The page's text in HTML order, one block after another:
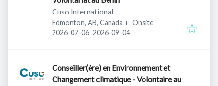
Cuso International
Edmonton, AB, Canada + Onsite
Published:
2026-07-06 Expires:
2026-09-04
Conseiller(ère) en Environnement et
Changement climatique - Volontaire au